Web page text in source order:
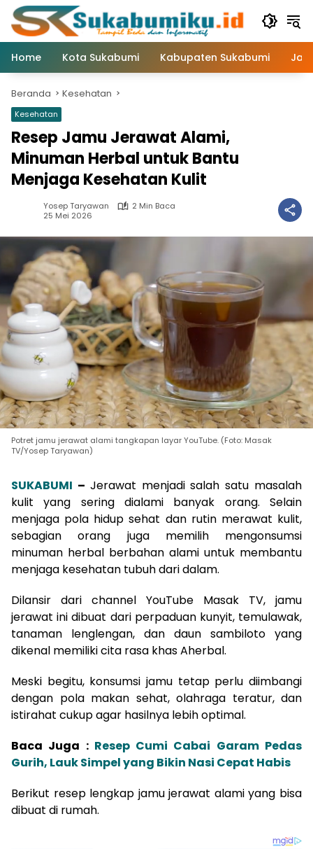
Langsung
konten
Home
Kota Sukabumi Kabupaten Sukabumi
Beranda Kesehatan
Kesehatan
Resep Jamu Jerawat Alami,
Minuman Herbal untuk Bantu
Menjaga Kesehatan Kulit
Yosep Taryawan
2 Min Baca
25 Mei 2026
Potret jamu jerawat alami tangkapan layar YouTube. (Foto: Masak
TV/Yosep Taryawan)
SUKABUMI – Jerawat menjadi salah satu masalah
kulit yang sering dialami banyak orang. Selain
menjaga pola hidup sehat dan rutin merawat kulit,
sebagian orang juga memilih mengonsumsi
minuman herbal berbahan alami untuk membantu
menjaga kesehatan tubuh dari dalam.
Dilansir dari channel YouTube Masak TV, jamu
jerawat ini dibuat dari perpaduan kunyit, temulawak,
tanaman lenglengan, dan daun sambiloto yang
dikenal memiliki cita rasa khas Aherbal.
Meski begitu, konsumsi jamu tetap perlu diimbangi
dengan pola makan sehat, olahraga teratur, dan
istirahat cukup agar hasilnya lebih optimal.
Baca Juga : Resep Cumi Cabai Garam Pedas
Gurih, Lauk Simpel yang Bikin Nasi Cepat Habis
Berikut resep lengkap jamu jerawat alami yang bisa
dibuat di rumah.